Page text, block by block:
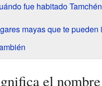
fue habitado
mayas que te pueden
el